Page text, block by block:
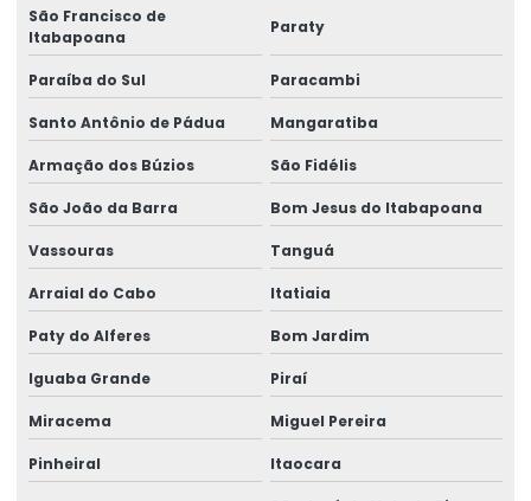
Instalação de barramento blindado
Instalação De Pontes Rolantes Com Segurança
Instalação de nr 12 em pontes rolantes
Limitador de carga para ponte rolante
Manutenção Corretiva De Pontes Rolantes
Manutenção corretiva de ponte rolante em am
Manutenção corretiva de ponte rolante em sc
Manutenção corretiva em pontes rolantes
Manutenção corretiva em talhas
São Francisco de
Itabapoana
Paraty
Paraíba do Sul Paracambi
Santo Antônio de Pádua Mangaratiba
Armação dos Búzios São Fidélis
São João da Barra Bom Jesus do Itabapoana
Vassouras Tanguá
Arraial do Cabo Itatiaia
Paty do Alferes Bom Jardim
Iguaba Grande Piraí
Miracema Miguel Pereira
Pinheiral Itaocara